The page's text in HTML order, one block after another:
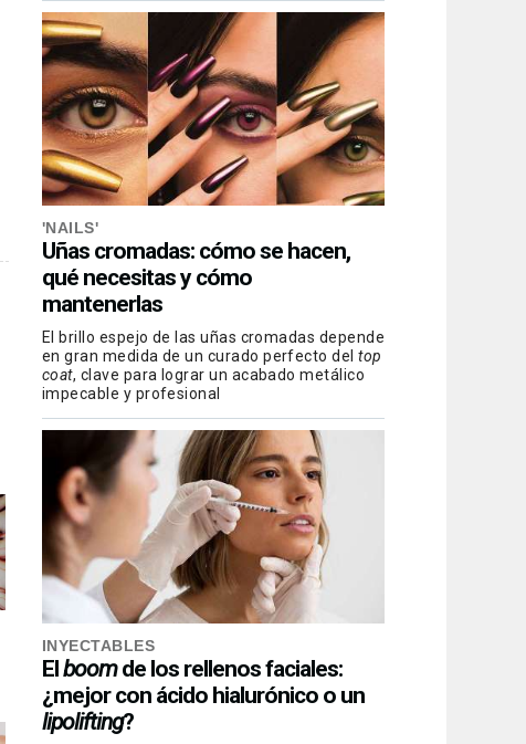
'NAILS'
Uñas cromadas: cómo se hacen,
qué necesitas y cómo
mantenerlas
El brillo espejo de las uñas cromadas depende
en gran medida de un curado perfecto deltop
coat, clave para lograr un acabado metálico
impecable y profesional
INYECTABLES
Elboomde los rellenos faciales:
¿mejor con ácido hialurónico o un
lipolifting?